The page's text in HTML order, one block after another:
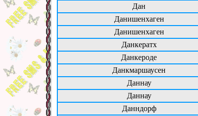
Дан
Данишенхаген
Данишенхаген
Данкератх
Данкероде
Данкмаршаусен
Даннау
Даннау
Данндорф